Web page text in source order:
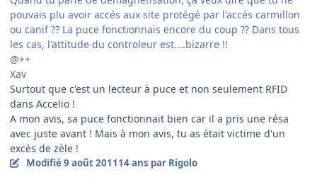
pouvais plu avoir accés aux site protégé par l'accés carmillon
ou canif ?? La puce fonctionnais encore du coup ?? Dans tous
les cas, l'attitude du controleur est....bizarre !!
@++
Xav
Surtout que c'est un lecteur à puce et non seulement RFID
dans Accelio !
A mon avis, sa puce fonctionnait bien car il a pris une résa
avec juste avant ! Mais à mon avis, tu as était victime d'un
excès de zèle !
Modifié9 août 201114 ans par Rigolo